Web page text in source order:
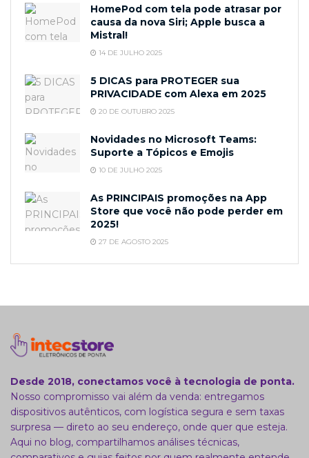
HomePod com tela pode atrasar por
causa da nova Siri; Apple busca a
Mistral!
14 DE JULHO 2025
5 DICAS para PROTEGER sua
PRIVACIDADE com Alexa em 2025
20 DE OUTUBRO 2025
Novidades no Microsoft Teams:
Suporte a Tópicos e Emojis
10 DE JULHO 2025
As PRINCIPAIS promoções na App
Store que você não pode perder em
2025!
27 DE AGOSTO 2025
Desde 2018, conectamos você à tecnologia de ponta.
Nosso compromisso vai além da venda: entregamos
dispositivos autênticos, com logística segura e sem taxas
surpresa — direto ao seu endereço, onde quer que esteja.
Aqui no blog, compartilhamos análises técnicas,